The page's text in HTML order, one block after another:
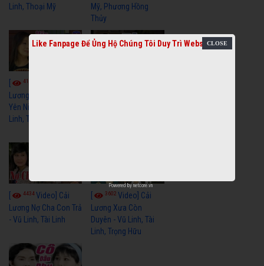
Linh, Thoại Mỹ
Mỹ, Phương Hồng
Thủy
4114
Lương Xưa Hãy Ngủ
Yên Niềm Đau - Vũ
Linh, Tài Linh
4434Video] Cải
Lương Nợ Cha Con Trả
- Vũ Linh, Tài Linh
3602Video] Cải
Lương Xưa Còn
Duyên - Vũ Linh, Tài
Linh, Trọng Hữu
Like Fanpage Để Ủng Hộ Chúng Tôi Duy Trì Website
Powered by netcore.vn